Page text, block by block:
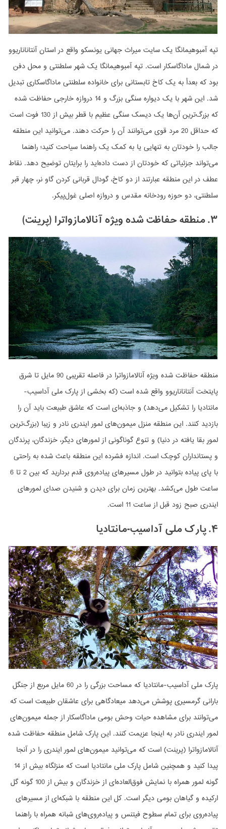
تپه آمبوهیمانگا یک سایت میراث جهانی یونسکو واقع در استان آنتاناناریوو
در شمال ماداگاسکار است. تپه آمبوهیمانگا یک شهر سلطنتی و محل دفن
بود که بعدأ به یک کاخ تابستانی برای خانواده سلطنتی ماداگاسکاری تبدیل
شد. این شهر با یک دیواره سنگی بزرگ و 14 دروازه خارجی حفاظت شده
که بزرگ‌ترین آن‌ها یک دیسک سنگی عظیم با قطر بیش از 130 فوت است
که حداقل 20 مرد قوی می‌توانند آن را حرکت دهند. می‌توانید این منطقه
جالب را خودتان به تنهایی یا به کمک یک راهنما سیاحت کنید؛ راهنما
می‌تواند جزئیاتی که خودتان از دست داده‌اید را برایتان توضیح دهد. نقاط
عطف در این منطقه عبارتند از دو کاخ، گودال قربانی کردن گاو نر، چهار قبر
سلطنتی، دو حوزه رودخانه مقدس و دروازه اصلی غول‌پیکر.
۳. منطقه حفاظت شده ویژه آنالامازواترا (پرینت)
منطقه حفاظت شده ویژه آنالامازواترا در فاصله تقریبی 90 مایل تا شرق
پایتخت آنتاناناریوو واقع شده است (که بخشی از پارک ملی آداسیب-
مانتادیا را تشکیل می‌دهد) و جاذبه‌ای است که عاشق طبیعت باید آن را
بازدید کنند. این منطقه منزل میمون‌های لمور ایندری نادر و زیبا (بزرگ‌ترین
لمورِ بقا یافته در دنیا) و تنوع گوناگونی از لمورهای دیگر، خزندگان، پرندگان
و پستانداران کوچک است. اندازه فشرده این منطقه باعث شده به راحتی
با پای پیاده بتوانید در طول مسیرهای پیاده‌روی قدم بردارید که بین 2 تا 6
ساعت طول می‌کشد. بهترین زمان برای دیدن و شنیدن صدای لمورهای
ایندری صبح زود قبل از ساعت 11 است.
۴. پارک ملی آداسیب-مانتادیا
پارک ملی آداسیب-مانتادیا که مساحت بزرگی را در 60 مایل مربع از جنگل
بارانی گرمسیری پوشش می‌دهد میعادگاهی برای عاشقان طبیعت است که
می‌توانند برای مشاهده حیات وحش بومی ماداگاسکار از جمله میمون‌های
لمور ایندری نادر به اینجا عزیمت کنند. این پارک شامل منطقه حفاظت شده
آنالامازواترا (پرینت) است که می‌توانید میمون‌های لمور ایندری را در آنجا
پیدا کنید و همچنین شامل پارک ملی مانتادیا است که منزلگاه بیش از 14
گونه لمور همراه با نمایش فوق‌العاده‌ای از خزندگان و بیش از 100 گونه گل
ارکیده و گیاهان بومی دیگر است. کل این منطقه با شبکه‌ای از مسیرهای
پیاده‌روی برای تمام سطوح فیتنس و پیاده‌روی‌های شبانه همراه با راهنما